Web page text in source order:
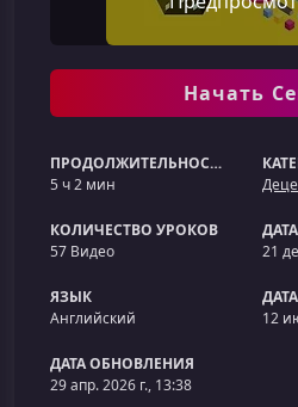
Начать
ПРОДОЛЖИТЕЛЬНОСТЬ
5 ч 2 мин
КОЛИЧЕСТВО УРОКОВ
57 Видео
21
ЯЗЫК
Английский
12
ДАТА ОБНОВЛЕНИЯ
29 апр. 2026 г., 13:38